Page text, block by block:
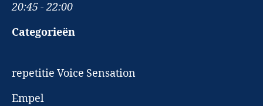
20:45 - 22:00
Categorieën
repetitie Voice Sensation
Empel